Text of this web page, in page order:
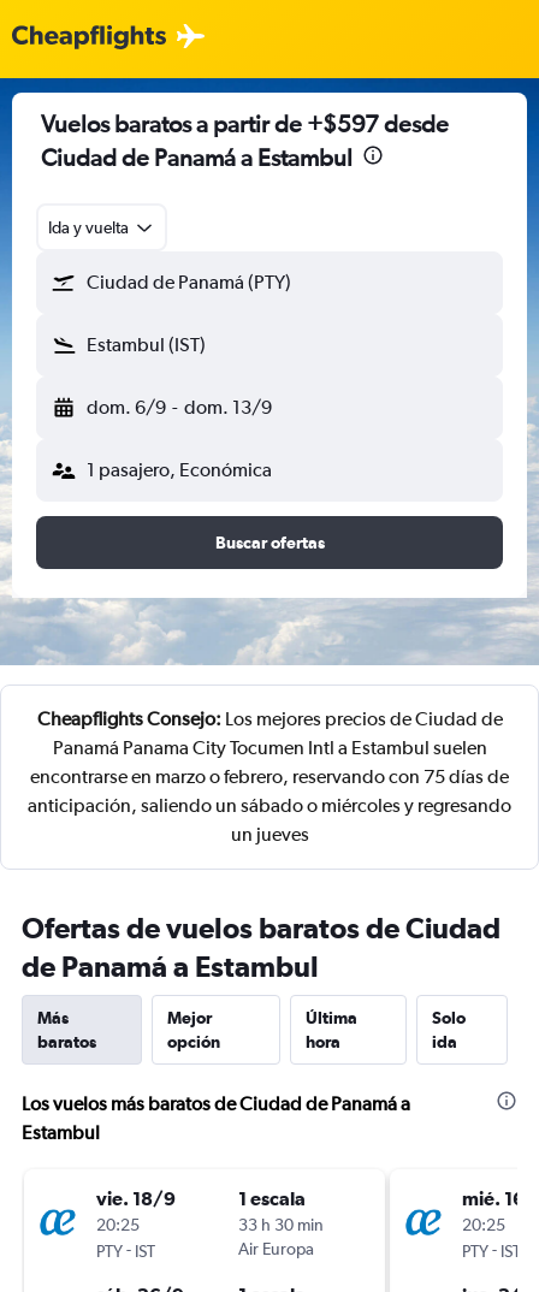
Vuelos baratos a partir de +$597 desde
Ciudad de Panamá a Estambul
Ida y vuelta
Ciudad de Panamá (PTY)
Estambul (IST)
dom. 6/9 - dom. 13/9
1 pasajero, Económica
Buscar ofertas
Cheapflights Consejo: Los mejores precios de Ciudad de
Panamá Panama City Tocumen Intl a Estambul suelen
encontrarse en marzo o febrero, reservando con 75 días de
anticipación, saliendo un sábado o miércoles y regresando
un jueves
Ofertas de vuelos baratos de Ciudad
de Panamá a Estambul
Más
baratos
Mejor
opción
Última
hora
Solo
ida
Los vuelos más baratos de Ciudad de Panamá a
Estambul
vie. 18/9
20:25
PTY- IST
1 escala
33 h 30 min
Air Europa
mié.
20:25
PTY- IST